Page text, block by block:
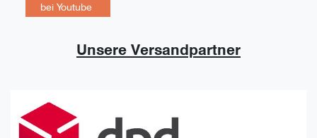
bei Youtube
Unsere Versandpartner